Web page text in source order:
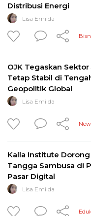
Distribusi Energi
Lisa Emilda
OJK Tegaskan
Tetap Stabil di
Geopolitik Global
Lisa Emilda
Kalla Institute
Tangga Sambusa di
Pasar Digital
Lisa Emilda